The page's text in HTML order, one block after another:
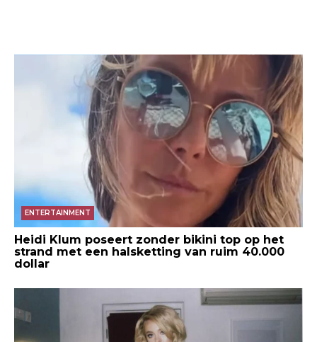
ENTERTAINMENT
Heidi Klum poseert zonder bikini top op het
strand met een halsketting van ruim 40.000
dollar